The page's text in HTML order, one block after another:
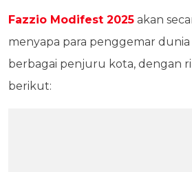
Fazzio Modifest 2025 akan
menyapa para penggemar dunia
berbagai penjuru kota, dengan
berikut: